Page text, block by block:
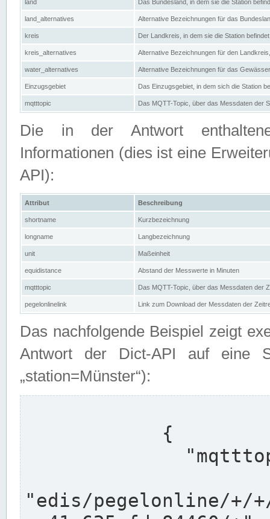
land Das Bundesland, in dem sie die Station
land_alternatives Alternative Bezeichnungen für das
kreis Der Landkreis, in dem sie die Station befindet
kreis_alternatives Alternative Bezeichnungen für den
water_alternatives Alternative Bezeichnungen für das
Einzugsgebiet Das Einzugsgebiet, in dem sich die Station
mqtttopic Das MQTT-Topic, über das Messdaten der
Die in der Antwort
Informationen (dies ist eine
API):
Attribut Beschreibung
shortname Kurzbezeichnung
longname Langbezeichnung
unit Maßeinheit
equidistance Abstand der Messwerte in Minuten
mqtttopic Das MQTT-Topic, über das Messdaten der
pegelonlinelink Link zum Download der Messdaten der
Das nachfolgende Beispiel zeigt
Antwort der Dict-API auf eine
„station=Münster“):
"edis/pegelonline/+/